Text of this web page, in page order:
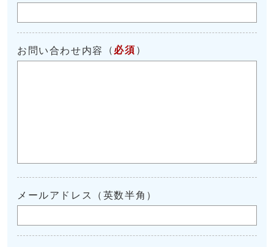
お問い合わせ内容 （ 必須 ）
メールアドレス（英数半角）